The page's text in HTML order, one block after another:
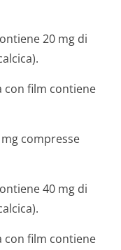
20 mg di
con film contiene
mg compresse
40 mg di
con film contiene